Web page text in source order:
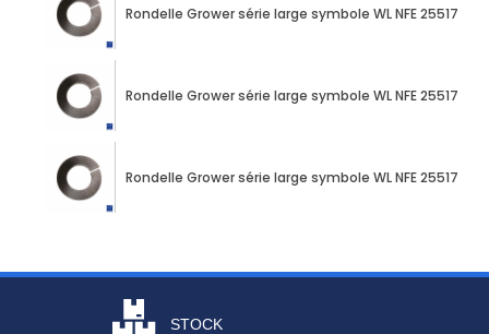
Rondelle Grower série large symbole WL NFE 25517
Rondelle Grower série large symbole WL NFE 25517
Rondelle Grower série large symbole WL NFE 25517
STOCK